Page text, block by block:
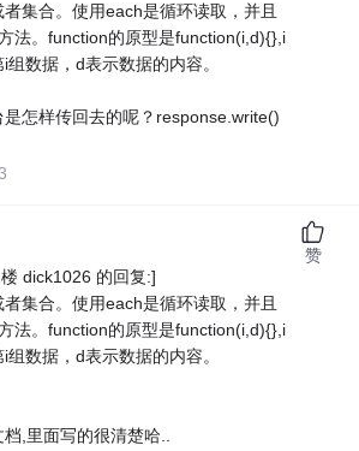
集合。使用each是循环读取，并且
法。function的原型是function(i,d){},i
数据，d表示数据的内容。
怎样传回去的呢？response.write()
dick1026 的回复:]
集合。使用each是循环读取，并且
法。function的原型是function(i,d){},i
数据，d表示数据的内容。
,里面写的很清楚哈..
赞